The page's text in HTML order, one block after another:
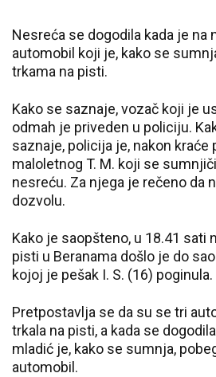
Nesreća se dogodila kada je na
automobil koji je, kako se
trkama na pisti.
Kako se saznaje, vozač koji je
odmah je priveden u policiju.
saznaje, policija je, nakon kraće
maloletnog T. M. koji se
nesreću. Za njega je rečeno da
dozvolu.
Kako je saopšteno, u 18.41 sati
pisti u Beranama došlo je do
kojoj je pešak I. S. (16) poginula.
Pretpostavlja se da su se tri
trkala na pisti, a kada se
mladić je, kako se sumnja,
automobil.